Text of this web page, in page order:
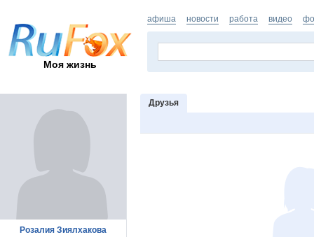
Моя жизнь
афиша новости работа видео
Друзья
Розалия Зиялхакова